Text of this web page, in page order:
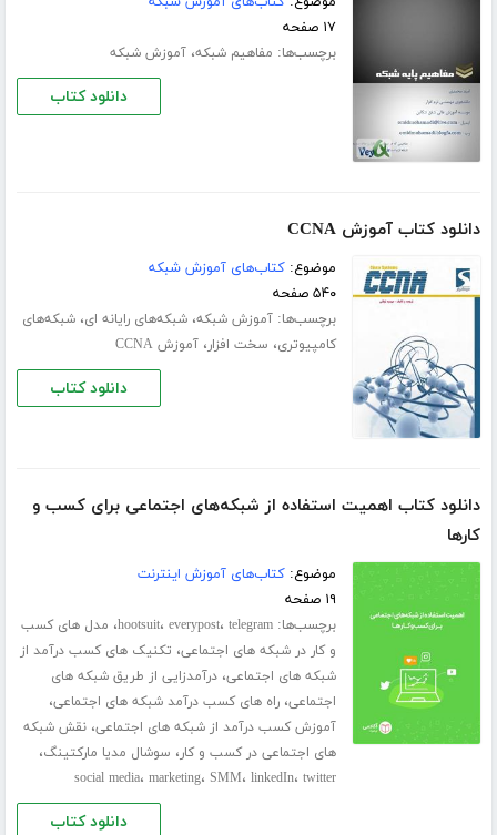
۱۷ صفحه
برچسب‌ها: مفاهیم شبکه،آموزش شبکه
دانلود کتاب
دانلود کتاب آموزش CCNA
موضوع:کتاب‌های آموزش شبکه
۵۴۰ صفحه
برچسب‌ها:آموزش شبکه،شبکه‌های رایانه‌ ای،شبکه‌های
کامپیوتری، سخت افزار،آموزش CCNA
دانلود کتاب
دانلود کتاب اهمیت استفاده از شبکه‌های اجتماعی برای کسب و
کارها
موضوع:کتاب‌های آموزش اینترنت
۱۹ صفحه
برچسب‌ها:
hootsuit، everypost، telegram ، مدل های کسب
و کار در شبکه های اجتماعی، تکنیک های کسب درآمد از
شبکه های اجتماعی،درآمدزایی از طریق شبکه های
اجتماعی،راه های کسب درآمد شبکه های اجتماعی،
آموزش کسب درآمد از شبکه های اجتماعی،نقش شبکه
های اجتماعی در کسب و کار، سوشال مدیا مارکتینگ،
social media، marketing، SMM، linkedIn، twitter
دانلود کتاب